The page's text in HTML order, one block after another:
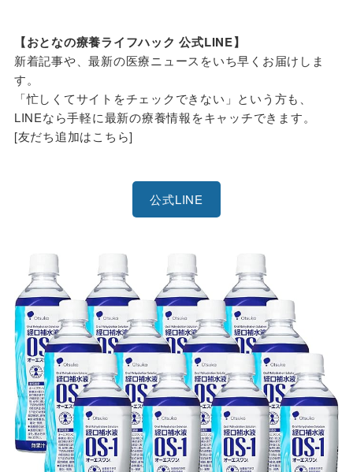
【おとなの療養ライフハック 公式LINE】
新着記事や、最新の医療ニュースをいち早くお届けしま
す。
「忙しくてサイトをチェックできない」という方も、
LINEなら手軽に最新の療養情報をキャッチできます。
[友だち追加はこちら]
公式LINE